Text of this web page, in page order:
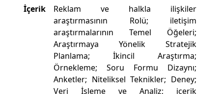
İçerik
Reklam ve halkla ilişkiler
araştırmasının Rolü; iletişim
araştırmalarının Temel Öğeleri;
Araştırmaya Yönelik Stratejik
Planlama; İkincil Araştırma;
Örnekleme; Soru Formu Dizaynı;
Anketler; Niteliksel Teknikler; Deney;
Veri İşleme ve Analiz; içerik